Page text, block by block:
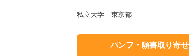
私立大学 東京都
パンフ・願書取り寄せ